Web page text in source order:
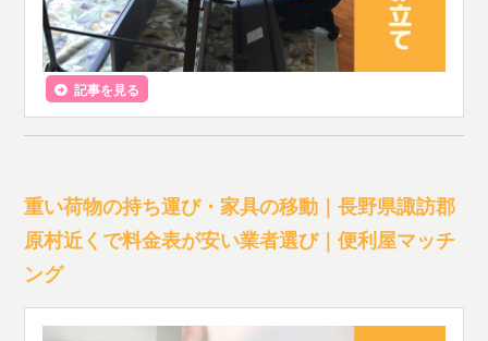
記事を見る
重い荷物の持ち運び・家具の移動｜長野県諏訪郡
原村近くで料金表が安い業者選び｜便利屋マッチ
ング